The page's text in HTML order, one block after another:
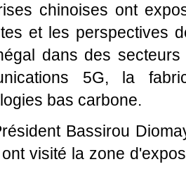
chinoises ont
et les perspectives
dans des
5G, la
bas carbone.
Bassirou
visité la zone